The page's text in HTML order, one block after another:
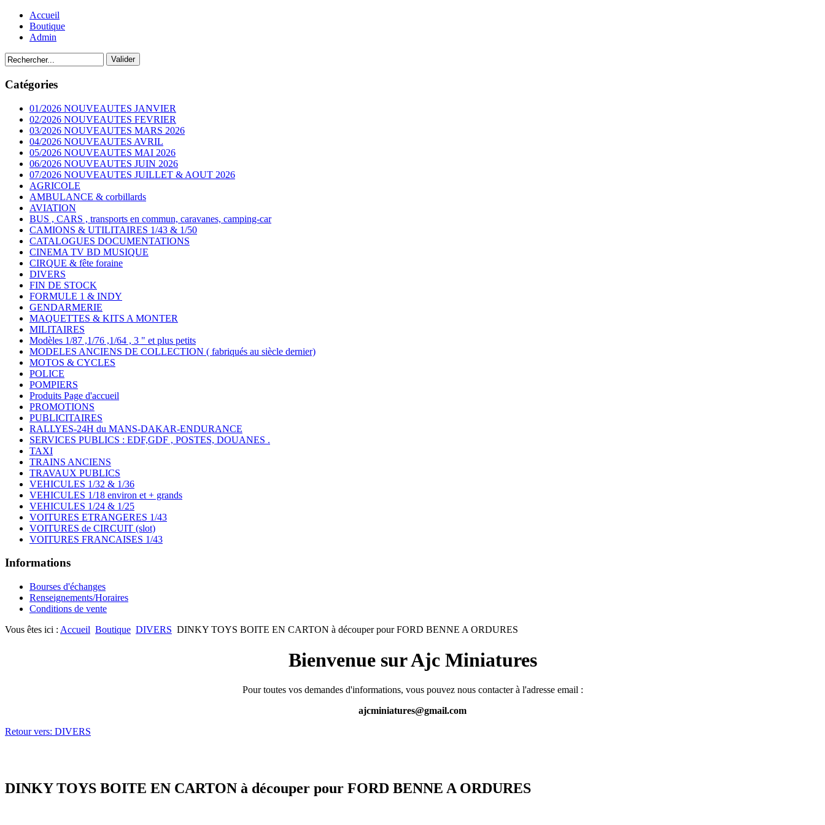
Accueil
Boutique
Admin
Catégories
01/2026 NOUVEAUTES JANVIER
02/2026 NOUVEAUTES FEVRIER
03/2026 NOUVEAUTES MARS 2026
04/2026 NOUVEAUTES AVRIL
05/2026 NOUVEAUTES MAI 2026
06/2026 NOUVEAUTES JUIN 2026
07/2026 NOUVEAUTES JUILLET & AOUT 2026
AGRICOLE
AMBULANCE & corbillards
AVIATION
BUS , CARS , transports en commun, caravanes, camping-car
CAMIONS & UTILITAIRES 1/43 & 1/50
CATALOGUES DOCUMENTATIONS
CINEMA TV BD MUSIQUE
CIRQUE & fête foraine
DIVERS
FIN DE STOCK
FORMULE 1 & INDY
GENDARMERIE
MAQUETTES & KITS A MONTER
MILITAIRES
Modèles 1/87 ,1/76 ,1/64 , 3 " et plus petits
MODELES ANCIENS DE COLLECTION ( fabriqués au siècle dernier)
MOTOS & CYCLES
POLICE
POMPIERS
Produits Page d'accueil
PROMOTIONS
PUBLICITAIRES
RALLYES-24H du MANS-DAKAR-ENDURANCE
SERVICES PUBLICS : EDF,GDF , POSTES, DOUANES .
TAXI
TRAINS ANCIENS
TRAVAUX PUBLICS
VEHICULES 1/32 & 1/36
VEHICULES 1/18 environ et + grands
VEHICULES 1/24 & 1/25
VOITURES ETRANGERES 1/43
VOITURES de CIRCUIT (slot)
VOITURES FRANCAISES 1/43
Informations
Bourses d'échanges
Renseignements/Horaires
Conditions de vente
Vous êtes ici : Accueil Boutique DIVERS DINKY TOYS BOITE EN CARTON à découper pour FORD BENNE A ORDURES
Bienvenue sur Ajc Miniatures
Pour toutes vos demandes d'informations, vous pouvez nous contacter à l'adresse email :
ajcminiatures@gmail.com
Retour vers: DIVERS
DINKY TOYS BOITE EN CARTON à découper pour FORD BENNE A ORDURES